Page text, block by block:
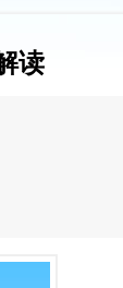
读